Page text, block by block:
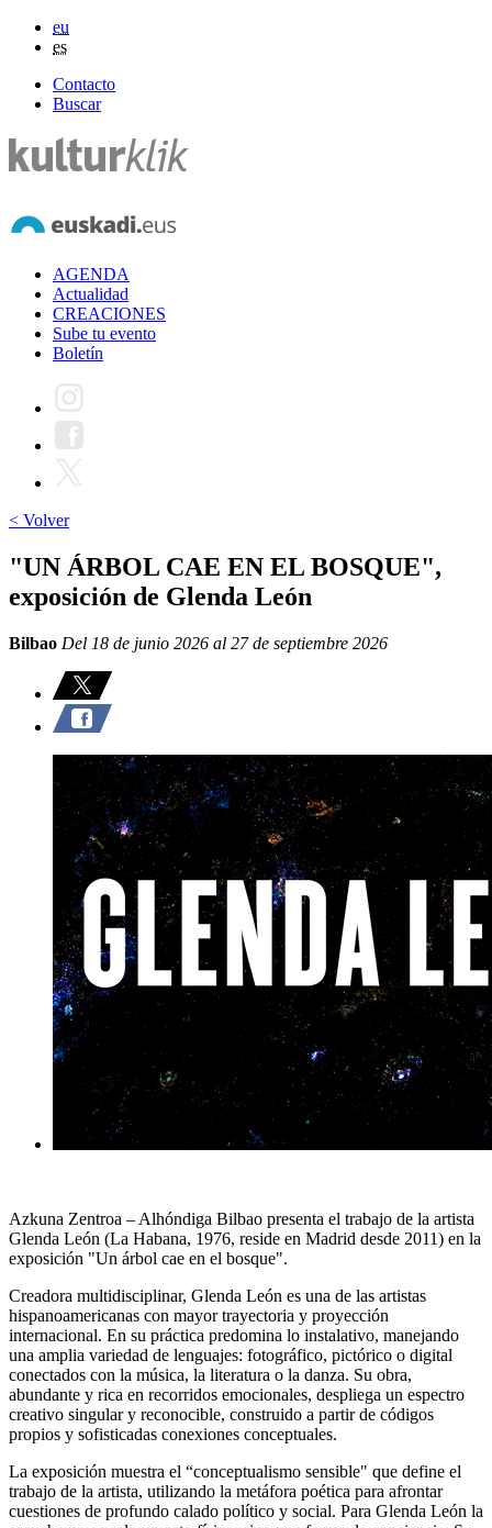
eu
es
Contacto
Buscar
AGENDA
Actualidad
CREACIONES
Sube tu evento
Boletín
< Volver
"UN ÁRBOL CAE EN EL BOSQUE",
exposición de Glenda León
Bilbao Del 18 de junio 2026 al 27 de septiembre 2026
Azkuna Zentroa – Alhóndiga Bilbao presenta el trabajo de la artista
Glenda León (La Habana, 1976, reside en Madrid desde 2011) en la
exposición "Un árbol cae en el bosque".
Creadora multidisciplinar, Glenda León es una de las artistas
hispanoamericanas con mayor trayectoria y proyección
internacional. En su práctica predomina lo instalativo, manejando
una amplia variedad de lenguajes: fotográfico, pictórico o digital
conectados con la música, la literatura o la danza. Su obra,
abundante y rica en recorridos emocionales, despliega un espectro
creativo singular y reconocible, construido a partir de códigos
propios y sofisticadas conexiones conceptuales.
La exposición muestra el “conceptualismo sensible" que define el
trabajo de la artista, utilizando la metáfora poética para afrontar
cuestiones de profundo calado político y social. Para Glenda León la